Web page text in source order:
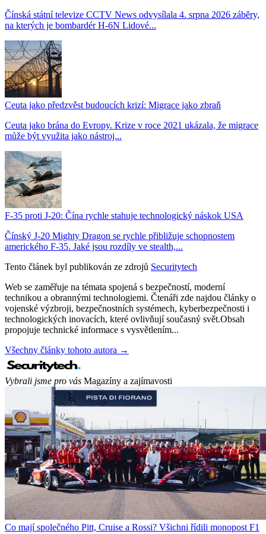
Čínská státní televize CCTV News odvysílala 4. srpna 2026 záběry,
na kterých je bombardér H-6N Lidové...
Ceuta jako předzvěst budoucích krizí: Migrace jako zbraň
Ceuta jako brána do Evropy. Krize v roce 2021 ukázala, že migrace
může být využita jako nástroj...
F-35 proti J-20: Čína rychle stahuje technologický náskok USA
Čínský J-20 Mighty Dragon se rychle přibližuje schopnostem
amerického F-35. Jaké jsou rozdíly ve stealth,...
Tento článek byl publikován ze zdrojů Securitytech
Web se zaměřuje na témata spojená s bezpečností, moderní
technikou a obrannými technologiemi. Čtenáři zde najdou články o
vojenské výzbroji, bezpečnostních systémech, kyberbezpečnosti i
technologických inovacích, které ovlivňují současný svět.Obsah
propojuje technické informace s vysvětlením...
Všechny články tohoto autora →
Vybrali jsme pro vás Magazíny a zajímavosti
Co mají společného Pitt, Cruise a Rossi? Všichni řídili monopost F1